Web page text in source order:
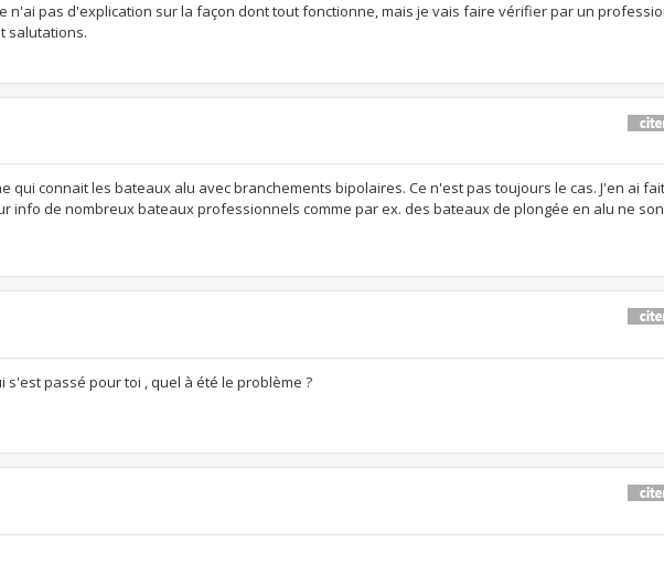
n'ai pas d'explication sur la façon dont tout fonctionne, mais je vais faire vérifier par un
salutations.
qui connait les bateaux alu avec branchements bipolaires. Ce n'est pas toujours le cas. J'en ai fait
info de nombreux bateaux professionnels comme par ex. des bateaux de plongée en alu ne
passé pour toi , quel à été le problème ?